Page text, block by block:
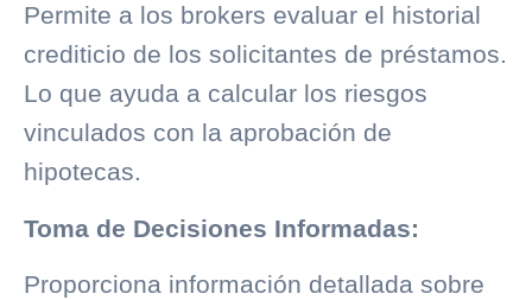
Permite a los brokers evaluar el historial
crediticio de los solicitantes de préstamos.
Lo que ayuda a calcular los riesgos
vinculados con la aprobación de
hipotecas.
Toma de Decisiones Informadas:
Proporciona información detallada sobre